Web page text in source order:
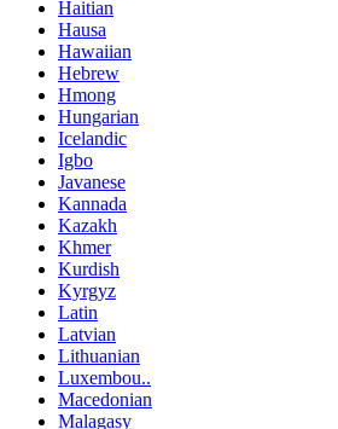
Haitian
Hausa
Hawaiian
Hebrew
Hmong
Hungarian
Icelandic
Igbo
Javanese
Kannada
Kazakh
Khmer
Kurdish
Kyrgyz
Latin
Latvian
Lithuanian
Luxembou..
Macedonian
Malagasy